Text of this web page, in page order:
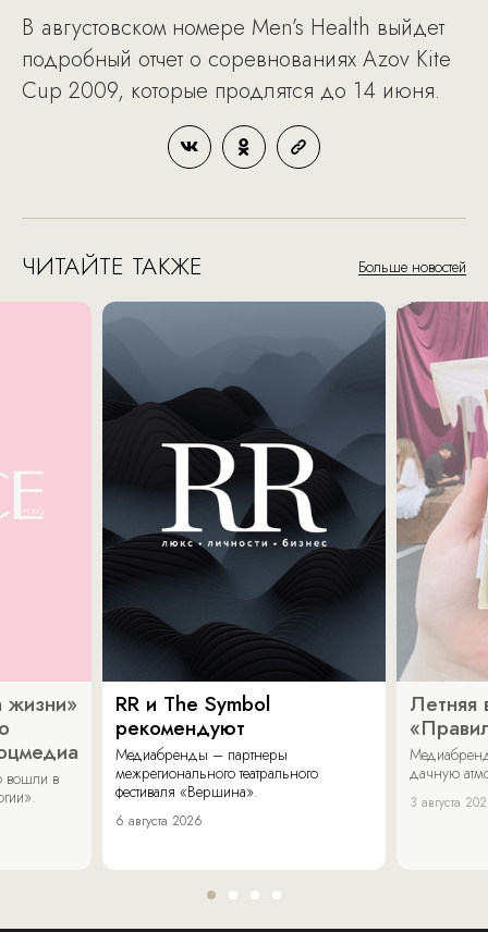
В августовском номере Men’s Health выйдет
подробный отчет о соревнованиях Azov Kite
Cup 2009, которые продлятся до 14 июня.
ЧИТАЙТЕ ТАКЖЕ Больше новостей
жизни»
вошли в
RR и The Symbol
рекомендуют
Медиабренды – партнеры
межрегионального театрального
фестиваля «Вершина».
6 августа 2026
Летняя
дачную
3 августа